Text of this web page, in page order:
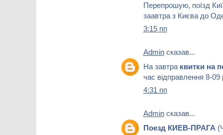
Перепрошую, поїзд
заавтра з Києва до
3:15 пп
Adminсказав...
На завтра квитки на
час відправлення 8-09
4:31 пп
Adminсказав...
Поезд КИЕВ-ПРАГА